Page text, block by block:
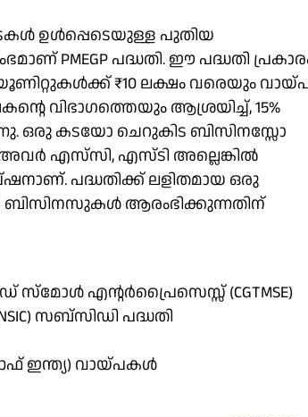
ഉൾപ്പെടെയുള്ള പുതിയ
PMEGP പദ്ധതി. ഈ പദ്ധതി
₹10 ലക്ഷം വരെയും
വിഭാഗത്തെയും ആശ്രയിച്ച്, 15%
ഒരു കടയോ ചെറുകിട ബിസിനസ്സോ
എസ്‌സി, എസ്ടി അല്ലെങ്കിൽ
പദ്ധതിക്ക് ലളിതമായ ഒരു
ആരംഭിക്കുന്നതിന്
സ്മോൾ എന്റർപ്രൈസെസ്സ് (CGTMSE)
സബ്സിഡി പദ്ധതി
ഇന്ത്യ) വായ്പകൾ